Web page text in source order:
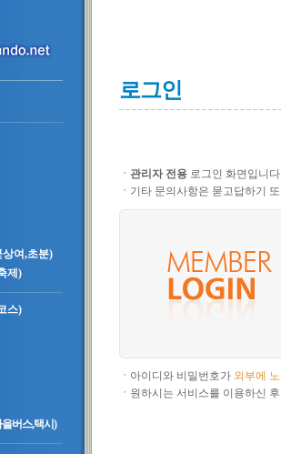
상여,초분)
제)
스)
버스,택시)
로그인
ㆍ 관리자 전용 로그인 화면입니
ㆍ 기타 문의사항은 묻고답하기
ㆍ 아이디와 비밀번호가 외부에
ㆍ 원하시는 서비스를 이용하신